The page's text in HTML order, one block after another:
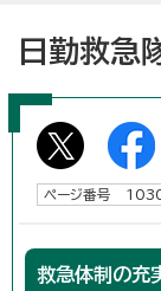
日勤救急
ページ番号
救急体制の充